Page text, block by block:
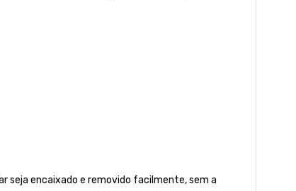
seja encaixado e removido facilmente, sem a